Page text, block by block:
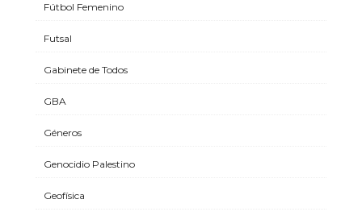
Fútbol Femenino
Futsal
Gabinete de Todos
GBA
Géneros
Genocidio Palestino
Geofísica